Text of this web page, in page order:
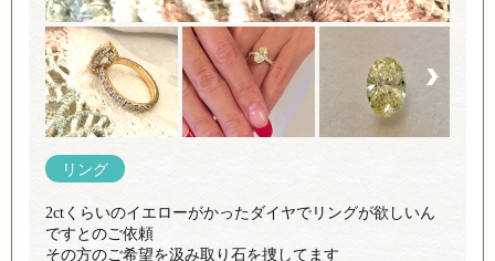
リング
2ctくらいのイエローがかったダイヤでリングが欲しいん
ですとのご依頼
その方のご希望を汲み取り石を捜してます